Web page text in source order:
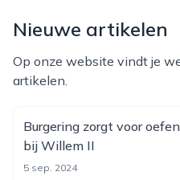
Nieuwe artikelen
Op onze website vindt je
artikelen.
Burgering zorgt voor
bij Willem II
5 sep. 2024